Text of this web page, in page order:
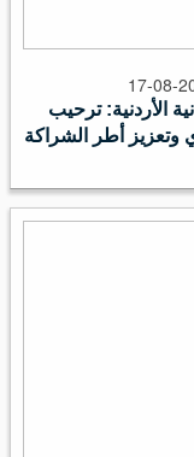
17-08-
الأردنية: ترحيب
وتعزيز أطر الشراكة